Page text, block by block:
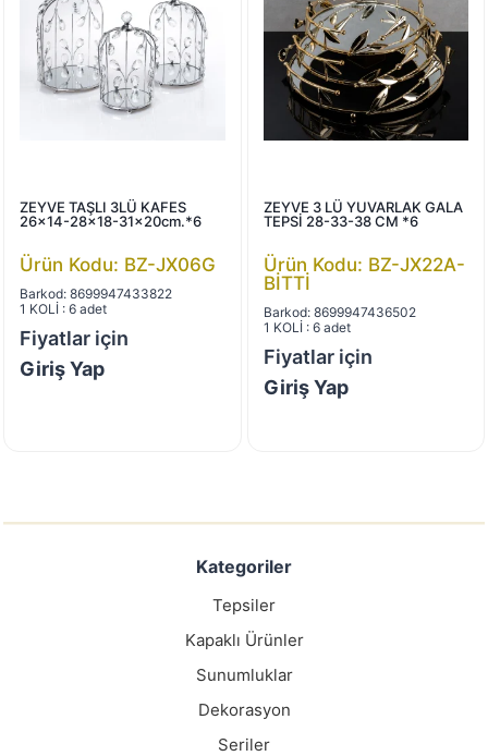
ZEYVE TAŞLI 3LÜ KAFES
26×14-28×18-31x20cm.*6
Ürün Kodu: BZ-JX06G
Barkod: 8699947433822
1 KOLİ : 6 adet
Fiyatlar için
Giriş Yap
ZEYVE 3 LÜ YUVARLAK GALA
TEPSİ 28-33-38 CM *6
Ürün Kodu: BZ-JX22A-
BİTTİ
Barkod: 8699947436502
1 KOLİ : 6 adet
Fiyatlar için
Giriş Yap
Kategoriler
Tepsiler
Kapaklı Ürünler
Sunumluklar
Dekorasyon
Seriler